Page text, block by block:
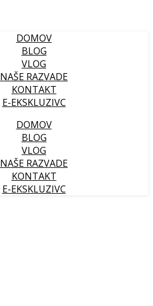
DOMOV
BLOG
VLOG
NAŠE RAZVADE
KONTAKT
E-EKSKLUZIVC
DOMOV
BLOG
VLOG
NAŠE RAZVADE
KONTAKT
E-EKSKLUZIVC